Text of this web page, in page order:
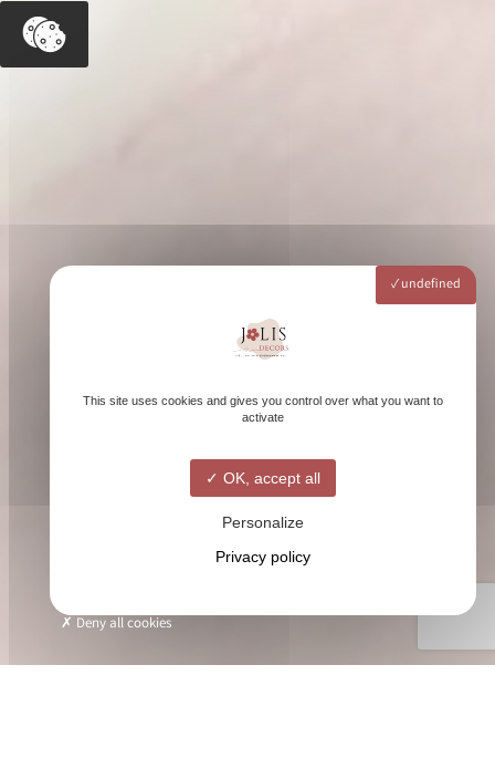
undefined
This site uses cookies and gives you control over what you want to
activate
OK, accept all
Personalize
Privacy policy
Deny all cookies